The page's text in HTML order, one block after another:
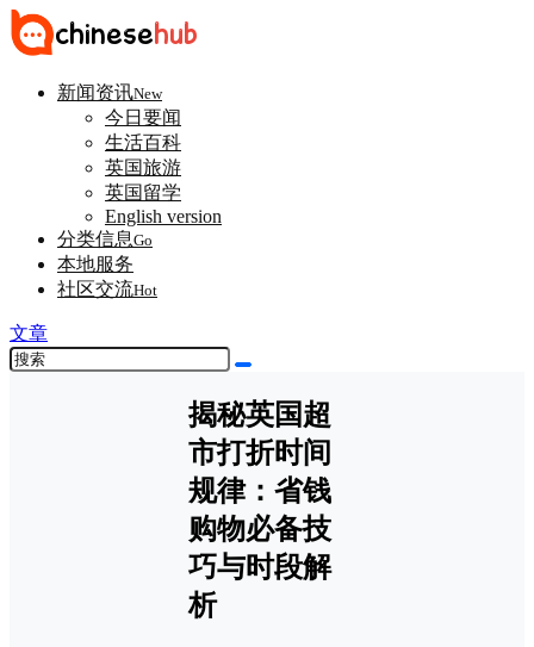
新闻资讯New
今日要闻
生活百科
英国旅游
英国留学
English version
分类信息Go
本地服务
社区交流Hot
文章
揭秘英国超
市打折时间
规律：省钱
购物必备技
巧与时段解
析